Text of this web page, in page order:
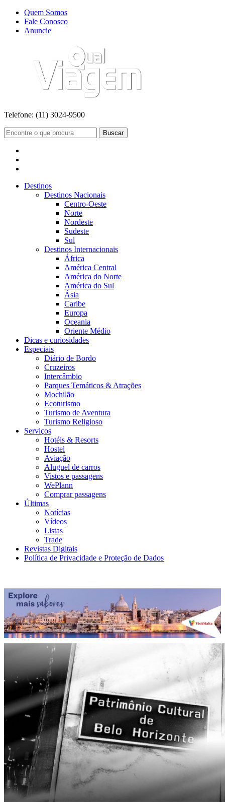
Quem Somos
Fale Conosco
Anuncie
Telefone: (11) 3024-9500
Buscar
Destinos
Destinos Nacionais
Centro-Oeste
Norte
Nordeste
Sudeste
Sul
Destinos Internacionais
África
América Central
América do Norte
América do Sul
Ásia
Caribe
Europa
Oceania
Oriente Médio
Dicas e curiosidades
Especiais
Diário de Bordo
Cruzeiros
Intercâmbio
Parques Temáticos & Atrações
Mochilão
Ecoturismo
Turismo de Aventura
Turismo Religioso
Serviços
Hotéis & Resorts
Hostel
Aviação
Aluguel de carros
Vistos e passagens
WePlann
Comprar passagens
Últimas
Notícias
Vídeos
Listas
Trade
Revistas Digitais
Política de Privacidade e Proteção de Dados